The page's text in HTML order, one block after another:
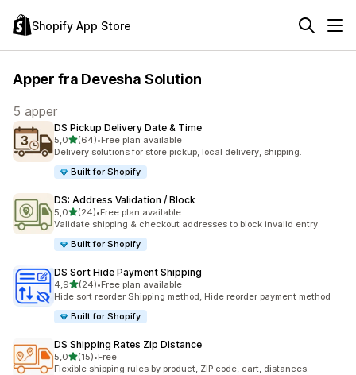
Shopify App Store
Apper fra Devesha Solution
5 apper
DS Pickup Delivery Date & Time
5,0av 5 stjerner
(64)
Totalt 64 omtaler
•Free plan available
Delivery solutions for store pickup, local delivery, shipping.
Built for Shopify
DS: Address Validation / Block
5,0av 5 stjerner
(24)
Totalt 24 omtaler
•Free plan available
Validate shipping & checkout addresses to block invalid entry.
Built for Shopify
DS Sort Hide Payment Shipping
4,9av 5 stjerner
(24)
Totalt 24 omtaler
•Free plan available
Hide sort reorder Shipping method, Hide reorder payment method
Built for Shopify
DS Shipping Rates Zip Distance
5,0av 5 stjerner
(15)
Totalt 15 omtaler
•Free
Flexible shipping rules by product, ZIP code, cart, distances.